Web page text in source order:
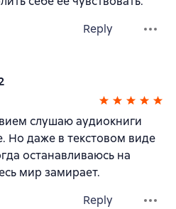
Reply
слушаю аудиокниги
даже в текстовом виде
останавливаюсь на
мир замирает.
Reply